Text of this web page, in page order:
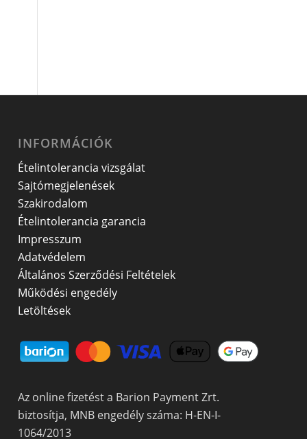
INFORMÁCIÓK
Ételintolerancia vizsgálat
Sajtómegjelenések
Szakirodalom
Ételintolerancia garancia
Impresszum
Adatvédelem
Általános Szerződési Feltételek
Működési engedély
Letöltések
Az online fizetést a Barion Payment Zrt.
biztosítja, MNB engedély száma: H-EN-I-
1064/2013